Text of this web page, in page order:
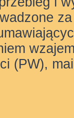
(PW),